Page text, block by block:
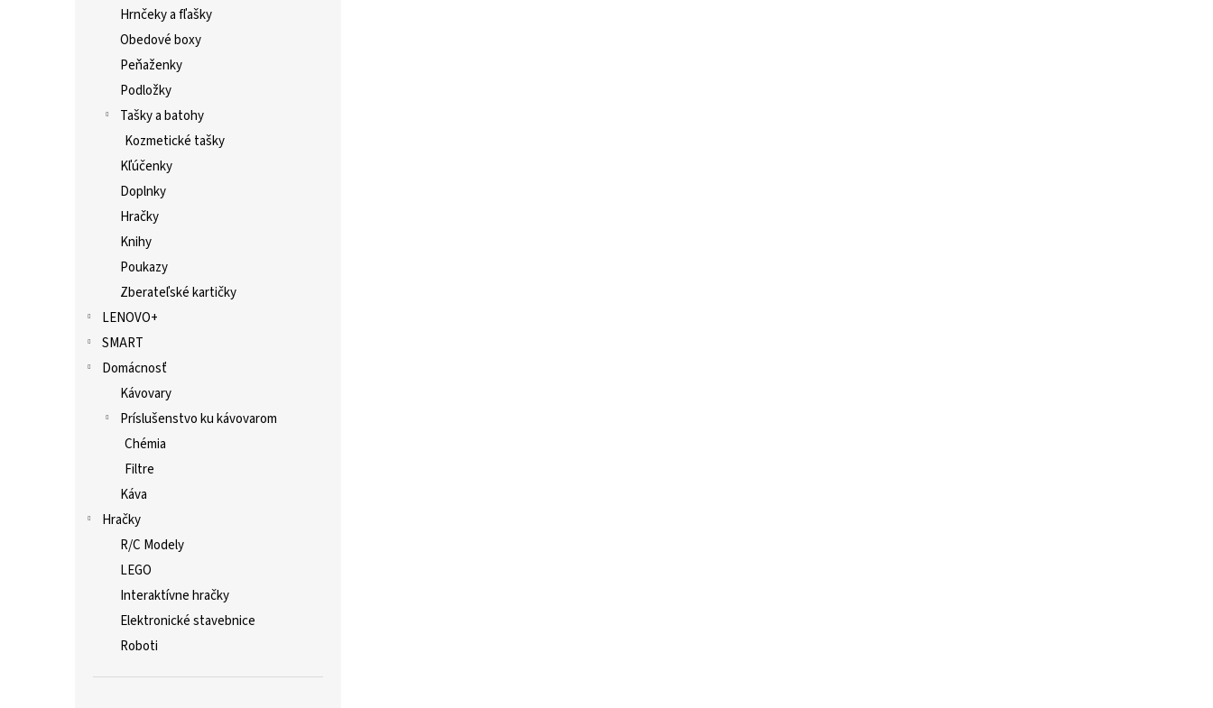
Hrnčeky a fľašky
Obedové boxy
Peňaženky
Podložky
Tašky a batohy
Kozmetické tašky
Kľúčenky
Doplnky
Hračky
Knihy
Poukazy
Zberateľské kartičky
LENOVO+
SMART
Domácnosť
Kávovary
Príslušenstvo ku kávovarom
Chémia
Filtre
Káva
Hračky
R/C Modely
LEGO
Interaktívne hračky
Elektronické stavebnice
Roboti